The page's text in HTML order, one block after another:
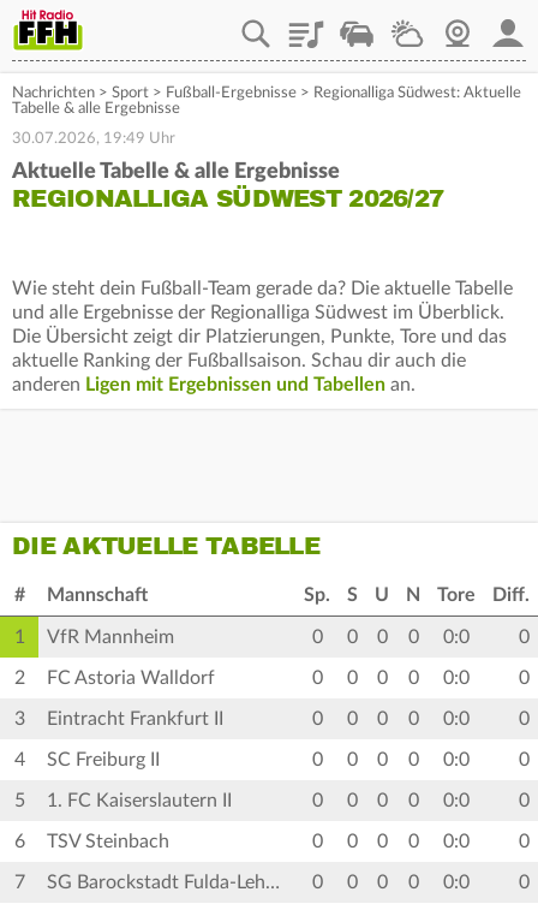
PlaylistStaupilotWetterWebcam
Nachrichten > Sport > Fußball-Ergebnisse > Regionalliga Südwest: Aktuelle
Tabelle & alle Ergebnisse
30.07.2026, 19:49 Uhr
Aktuelle Tabelle & alle Ergebnisse
REGIONALLIGA SÜDWEST 2026/27
Wie steht dein Fußball-Team gerade da? Die aktuelle Tabelle
und alle Ergebnisse der Regionalliga Südwest im Überblick.
Die Übersicht zeigt dir Platzierungen, Punkte, Tore und das
aktuelle Ranking der Fußballsaison. Schau dir auch die
anderen Ligen mit Ergebnissen und Tabellen an.
DIE AKTUELLE TABELLE
# Mannschaft Sp. S U N Tore Diff.
1 VfR Mannheim 0 0 0 0 0:0 0
2 FC Astoria Walldorf 0 0 0 0 0:0 0
3 Eintracht Frankfurt II 0 0 0 0 0:0 0
4 SC Freiburg II 0 0 0 0 0:0 0
5 1. FC Kaiserslautern II 0 0 0 0 0:0 0
6 TSV Steinbach 0 0 0 0 0:0 0
7 SG Barockstadt Fulda-Lehnerz 0 0 0 0 0:0 0